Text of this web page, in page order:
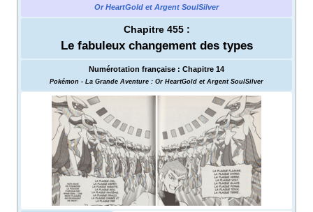
Or HeartGold et Argent SoulSilver
Chapitre 455 :
Le fabuleux changement des types
Numérotation française : Chapitre 14
Pokémon - La Grande Aventure : Or HeartGold et Argent SoulSilver